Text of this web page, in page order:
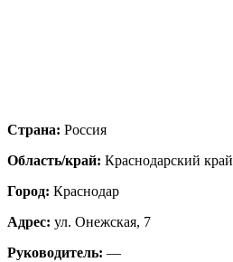
Страна: Россия
Область/край: Краснодарский край
Город: Краснодар
Адрес: ул. Онежская, 7
Руководитель: —